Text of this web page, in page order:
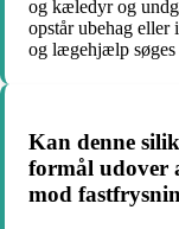
og kæledyr og
opstår ubehag eller
og lægehjælp søges
Kan denne
formål udover
mod